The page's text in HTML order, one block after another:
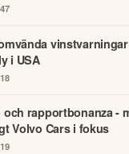
i USA
rapportbonanza -
Volvo Cars i fokus